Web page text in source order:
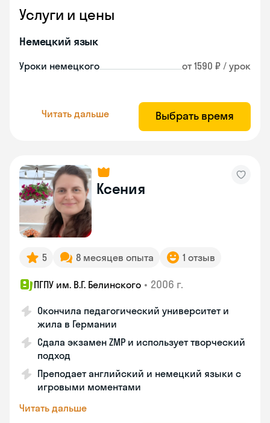
Услуги и цены
Немецкий язык
Уроки немецкого от 1590 ₽ / урок
Читать дальше Выбрать время
Ксения
5 8 месяцев опыта 1 отзыв
ПГПУ им. В.Г. Белинского • 2006 г.
Окончила педагогический университет и
жила в Германии
Сдала экзамен ZMP и использует творческий
подход
Преподает английский и немецкий языки с
игровыми моментами
Читать дальше